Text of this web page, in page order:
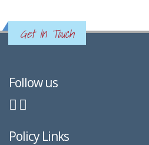
Get In Touch
Follow us
Policy Links